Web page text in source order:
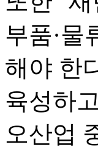
부품·물
해야 한
육성하
오산업